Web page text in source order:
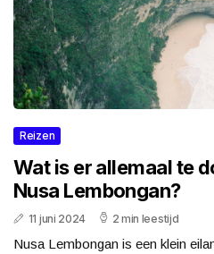
Reizen
Wat is er allemaal te
Nusa Lembongan?
11 juni 2024 2 min leestijd
Nusa Lembongan is een klein